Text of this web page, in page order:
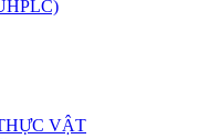
VẬT